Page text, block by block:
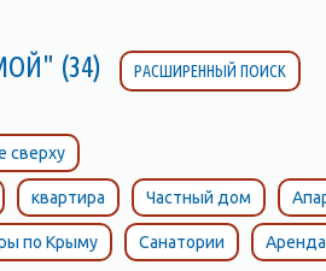
(34) РАСШИРЕННЫЙ ПОИСК
сверху
квартира Частный дом
по Крыму Санатории